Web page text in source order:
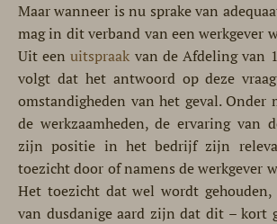
Maar wanneer is nu sprake van
mag in dit verband van een werkgever
Uit eenuitspraak van de Afdeling van
volgt dat het antwoord op deze
omstandigheden van het geval. Onder
de werkzaamheden, de ervaring van
zijn positie in het bedrijf zijn
toezicht door of namens de werkgever
Het toezicht dat wel wordt
van dusdanige aard zijn dat dit – kort